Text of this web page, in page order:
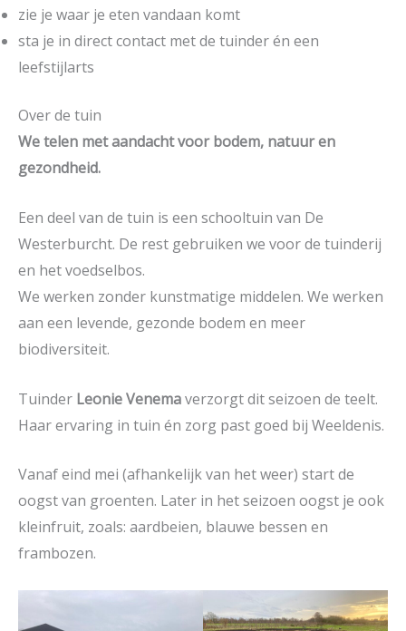
zie je waar je eten vandaan komt
sta je in direct contact met de tuinder én een
leefstijlarts
Over de tuin
We telen met aandacht voor bodem, natuur en
gezondheid.
Een deel van de tuin is een schooltuin van De
Westerburcht. De rest gebruiken we voor de tuinderij
en het voedselbos.
We werken zonder kunstmatige middelen. We werken
aan een levende, gezonde bodem en meer
biodiversiteit.
Tuinder Leonie Venemaverzorgt dit seizoen de teelt.
Haar ervaring in tuin én zorg past goed bij Weeldenis.
Vanaf eind mei (afhankelijk van het weer) start de
oogst van groenten. Later in het seizoen oogst je ook
kleinfruit, zoals: aardbeien, blauwe bessen en
frambozen.